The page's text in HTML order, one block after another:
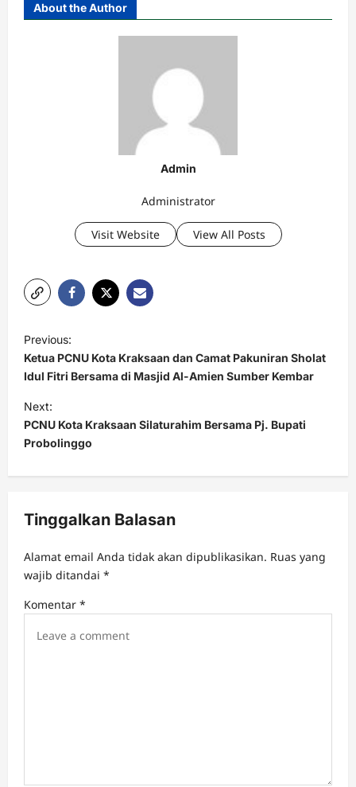
About the Author
Admin
Administrator
Visit Website View All Posts
o
s
t
n
a
v
g
a
t
i
Previous:
Ketua PCNU Kota Kraksaan dan Camat Pakuniran Sholat
Idul Fitri Bersama di Masjid Al-Amien Sumber Kembar
Next:
PCNU Kota Kraksaan Silaturahim Bersama Pj. Bupati
Probolinggo
Tinggalkan Balasan
Alamat email Anda tidak akan dipublikasikan. Ruas yang
wajib ditandai *
Komentar *